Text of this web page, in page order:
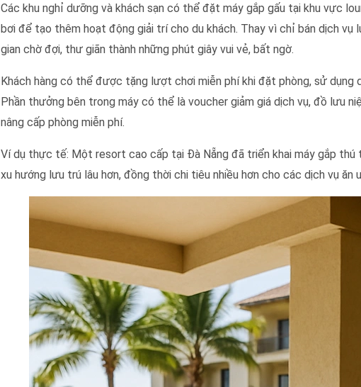
Các khu nghỉ dưỡng và khách sạn có thể đặt máy gắp gấu tại khu vực
bơi để tạo thêm hoạt động giải trí cho du khách. Thay vì chỉ bán dịch
gian chờ đợi, thư giãn thành những phút giây vui vẻ, bất ngờ.
Khách hàng có thể được tặng lượt chơi miễn phí khi đặt phòng, sử dụng
Phần thưởng bên trong máy có thể là voucher giảm giá dịch vụ, đồ lưu
nâng cấp phòng miễn phí.
Ví dụ thực tế: Một resort cao cấp tại Đà Nẵng đã triển khai máy gắp thú
xu hướng lưu trú lâu hơn, đồng thời chi tiêu nhiều hơn cho các dịch vụ ăn